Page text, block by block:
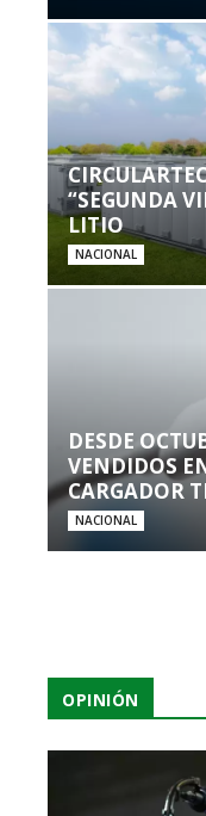
“SEGUNDA
LITIO
NACIONAL
DESDE
VENDIDOS
CARGADOR
NACIONAL
OPINIÓN